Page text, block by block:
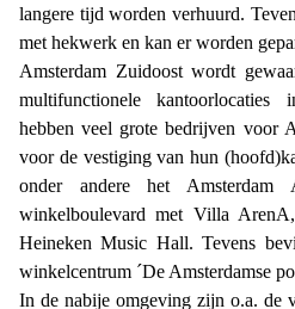
langere tijd worden verhuurd.
met hekwerk en kan er worden
Amsterdam Zuidoost wordt
multifunctionele
hebben veel grote bedrijven voor
voor de vestiging van hun
onder andere het Amsterdam
winkelboulevard met Villa
Heineken Music Hall. Tevens
winkelcentrum ´De Amsterdamse
In de nabije omgeving zijn o.a. de